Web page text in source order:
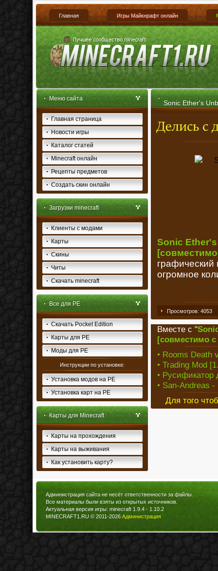
Главная Игры Майкнрафт онлайн
Меню сайта
Главная страница
Новости игры
Каталог статей
Minecraft онлайн
Рецепты предметов
Создать скин онлайн
Загрузки minecraft
Клиенты с модами
Карты
Скины
Читы
Скачать minecraft
Все для PE
Скачать Pocket Edition
Карты для PE
Моды для PE
Инструкции по установке:
Установка модов на PE
Установка карт на PE
Карты для Minecraft
Карты на прохождения
Карты на выживания
Как установить карту?
Sonic Ether's
Minecraft 1.2.5]
Sonic
огромное
Просмотров: 4053
Вместе с "
[совместимо
• Rooms Death
• Trading Mod
• Русификатор
• San-Andreas
Для того
Администрация сайта не несёт ответственности за файлы.
Все материалы были взяты из открытых источников.
Актуальная версия игры: minecraft 1.9.4 - 1.10.2
MINECRAFT1.RU © 2011-2026 Администрация